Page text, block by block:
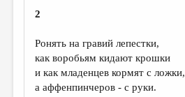
2
Ронять на гравий лепестки,
как воробьям кидают крошки
и как младенцев кормят с ложки,
а аффенпинчеров - с руки.